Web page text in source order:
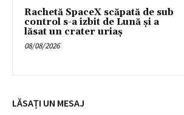
Rachetă SpaceX scăpată de sub
control s-a izbit de Lună și a
lăsat un crater uriaș
08/08/2026
LĂSAȚI UN MESAJ